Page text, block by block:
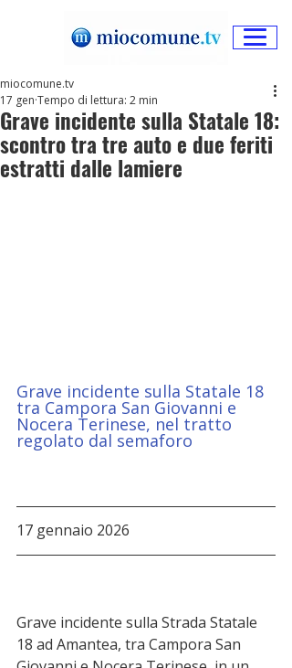
Grave incidente sulla Statale 18:
scontro tra tre auto e due feriti
estratti dalle lamiere
miocomune.tv
17 gen Tempo di lettura: 2 min
Grave incidente sulla Statale 18
tra Campora San Giovanni e
Nocera Terinese, nel tratto
regolato dal semaforo
17 gennaio 2026
Grave incidente sulla Strada Statale
18 ad Amantea, tra Campora San